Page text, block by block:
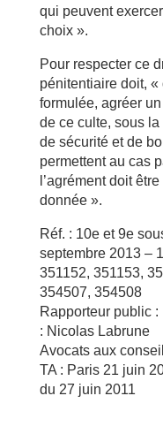
qui peuvent
choix ».
Pour respecter ce
pénitentiaire doit,
formulée, agréer
de ce culte, sous
de sécurité et de
permettent au cas
l’agrément doit
donnée ».
Réf. : 10e et 9e
septembre 2013 –
351152, 351153,
354507, 354508
Rapporteur public
: Nicolas Labrune
Avocats aux
TA : Paris 21 juin
du 27 juin 2011